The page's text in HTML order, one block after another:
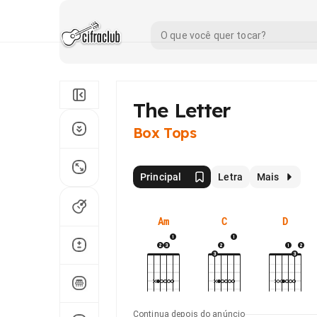
The Letter
Box Tops
Principal Letra Mais
Am C D
Continua depois do anúncio